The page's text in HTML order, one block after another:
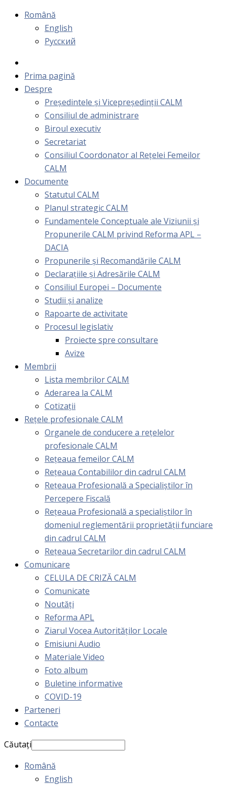
Română
English
Русский
Prima pagină
Despre
Președintele și Vicepreședinții CALM
Consiliul de administrare
Biroul executiv
Secretariat
Consiliul Coordonator al Rețelei Femeilor
CALM
Documente
Statutul CALM
Planul strategic CALM
Fundamentele Conceptuale ale Viziunii și
Propunerile CALM privind Reforma APL –
DACIA
Propunerile și Recomandările CALM
Declarațiile și Adresările CALM
Consiliul Europei – Documente
Studii și analize
Rapoarte de activitate
Procesul legislativ
Proiecte spre consultare
Avize
Membrii
Lista membrilor CALM
Aderarea la CALM
Cotizaţii
Rețele profesionale CALM
Organele de conducere a rețelelor
profesionale CALM
Rețeaua femeilor CALM
Rețeaua Contabililor din cadrul CALM
Rețeaua Profesională a Specialiștilor în
Percepere Fiscală
Reţeaua Profesională a specialiştilor în
domeniul reglementării proprietăţii funciare
din cadrul CALM
Rețeaua Secretarilor din cadrul CALM
Comunicare
CELULA DE CRIZĂ CALM
Comunicate
Noutăți
Reforma APL
Ziarul Vocea Autorităților Locale
Emisiuni Audio
Materiale Video
Foto album
Buletine informative
COVID-19
Parteneri
Contacte
Căutați
Română
English